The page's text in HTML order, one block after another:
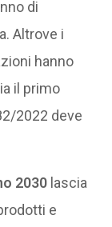
di
Altrove i
hanno
il primo
2022 deve
2030 lascia
e